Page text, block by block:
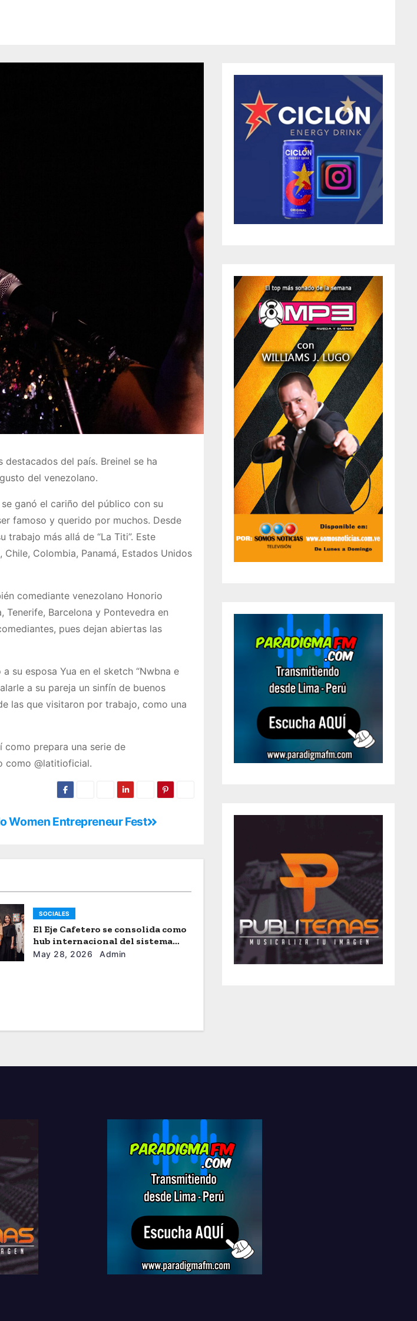
del país. Breinel se ha
del venezolano.
ganó el cariño del público con su
famoso y querido por muchos. Desde
más allá de “La Titi”. Este
Colombia, Panamá, Estados Unidos
comediante venezolano Honorio
Barcelona y Pontevedra en
pues dejan abiertas las
su esposa Yua en el sketch “Nwbna e
a su pareja un sinfín de buenos
las que visitaron por trabajo, como una
como prepara una serie de
como @latitioficial.
Women Entrepreneur Fest
SOCIALES
El Eje Cafetero se consolida como
hub internacional del sistema
moda
May 28, 2026 Admin